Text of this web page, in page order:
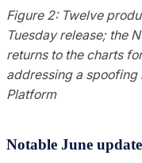
Figure 2: Twelve
Tuesday release; the
returns to the charts
addressing a spoofing
Platform
Notable June